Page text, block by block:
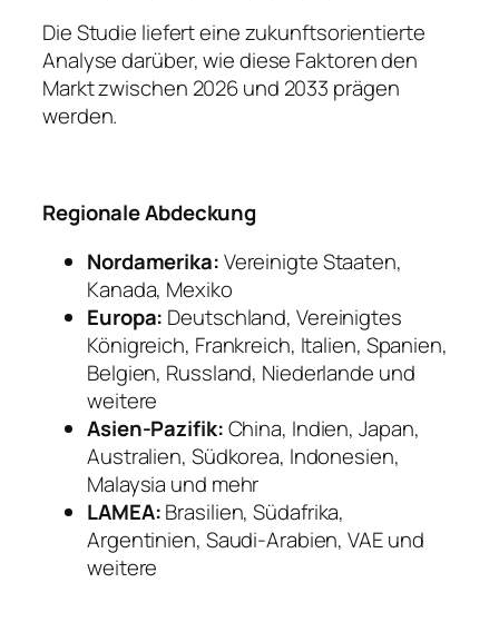
Die Studie liefert eine zukunftsorientierte
Analyse darüber, wie diese Faktoren den
Markt zwischen 2026 und 2033 prägen
werden.
Regionale Abdeckung
Nordamerika:Vereinigte Staaten,
Kanada, Mexiko
Europa: Deutschland, Vereinigtes
Königreich, Frankreich, Italien, Spanien,
Belgien, Russland, Niederlande und
weitere
Asien-Pazifik:China, Indien, Japan,
Australien, Südkorea, Indonesien,
Malaysia und mehr
LAMEA:Brasilien, Südafrika,
Argentinien, Saudi-Arabien, VAE und
weitere